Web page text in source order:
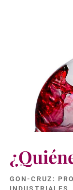
GON-CRUZ: